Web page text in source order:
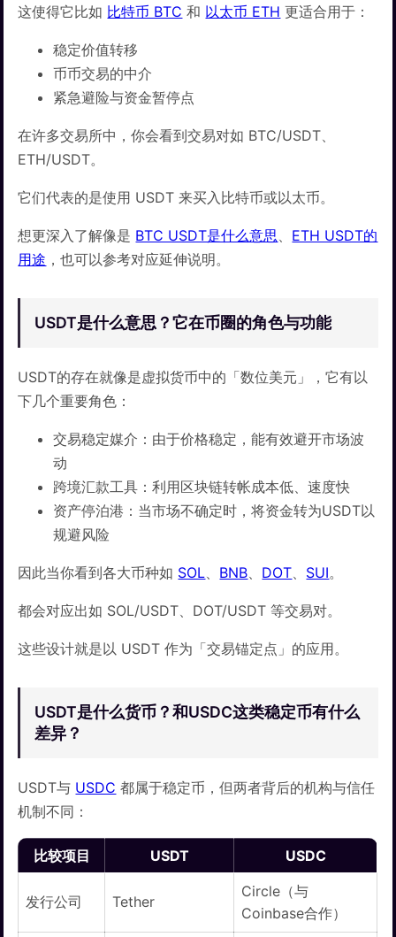
这使得它比如 比特币 BTC 和 以太币 ETH 更适合用于：
稳定价值转移
币币交易的中介
紧急避险与资金暂停点
在许多交易所中，你会看到交易对如 BTC/USDT、
ETH/USDT。
它们代表的是使用 USDT 来买入比特币或以太币。
想更深入了解像是 BTC USDT是什么意思、 ETH USDT的
用途 ，也可以参考对应延伸说明。
USDT是什么意思？它在币圈的角色与功能
USDT的存在就像是虚拟货币中的「数位美元」，它有以
下几个重要角色：
交易稳定媒介：由于价格稳定，能有效避开市场波
动
跨境汇款工具：利用区块链转帐成本低、速度快
资产停泊港：当市场不确定时，将资金转为USDT以
规避风险
因此当你看到各大币种如 SOL、 BNB、 DOT、 SUI。
都会对应出如 SOL/USDT、DOT/USDT 等交易对。
这些设计就是以 USDT 作为「交易锚定点」的应用。
USDT是什么货币？和USDC这类稳定币有什么
差异？
USDT与 USDC 都属于稳定币，但两者背后的机构与信任
机制不同：
比较项目 USDT USDC
发行公司 Tether
Circle（与
Coinbase合作）